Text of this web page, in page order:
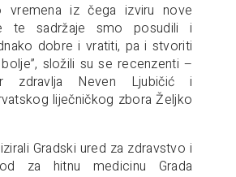
vremena iz čega izviru nove
te sadržaje smo posudili i
dobre i vratiti, pa i stvoriti
složili su se recenzenti –
zdravlja Neven Ljubičić i
liječničkog zbora Željko
Gradski ured za zdravstvo i
za hitnu medicinu Grada